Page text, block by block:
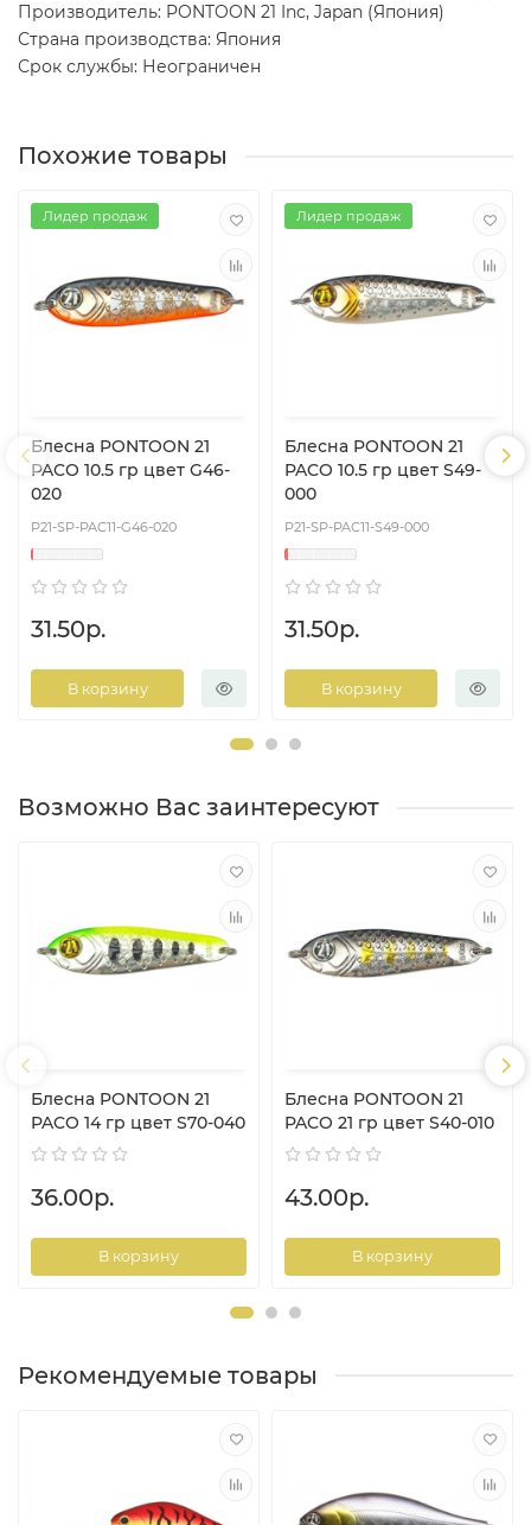
Производитель: PONTOON 21 Inc, Japan (Япония)
Страна производства: Япония
Срок службы: Неограничен
Похожие товары
Лидер продаж
Блесна PONTOON 21
PACO 10.5 гр цвет G46-
020
P21-SP-PAC11-G46-020
31.50р.
В корзину
Лидер продаж
Блесна PONTOON 21
PACO 10.5 гр цвет S49-
000
P21-SP-PAC11-S49-000
31.50р.
В корзину
Возможно Вас заинтересуют
Блесна PONTOON 21
PACO 14 гр цвет S70-040
36.00р.
В корзину
Блесна PONTOON 21
PACO 21 гр цвет S40-010
43.00р.
В корзину
Рекомендуемые товары